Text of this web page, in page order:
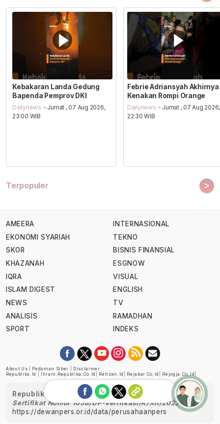
Kebakaran Landa Gedung
Bapenda Pemprov DKI
Dailynews - Jumat , 07 Aug 2026,
23:00 WIB
Febrie Adriansyah Akhirnya
Kenakan Rompi Orange
Dailynews - Jumat , 07 Aug 2026,
22:30 WIB
Terpopuler >
AMEERA
EKONOMI SYARIAH
SKOR
KHAZANAH
IQRA
ISLAM DIGEST
NEWS
ANALISIS
SPORT
INTERNASIONAL
TEKNO
BISNIS FINANSIAL
ESGNOW
VISUAL
ENGLISH
TV
RAMADHAN
INDEKS
About Us Pedoman Siber
Disclaimer
Republika.id
Ihram.republika.co.id Retizen.id Rejabar.co.id Rejogja.co.id
Republika telah diverifikasi oleh Dewan Pers
Sertifikat Nomor 1058/DP-Verifikasi/K/XII/2022
https://dewanpers.or.id/data/perusahaanpers
Ask me!